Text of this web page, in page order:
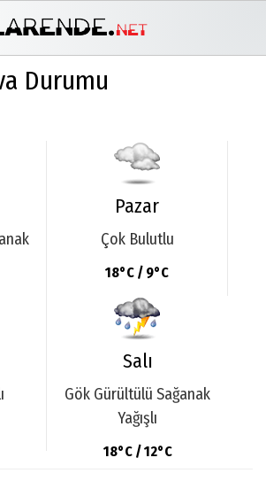
Video
Galeri
Galeri
Durumu
Pazar
Çok Bulutlu
18°C / 9°C
Salı
Gök Gürültülü Sağanak
Yağışlı
18°C / 12°C